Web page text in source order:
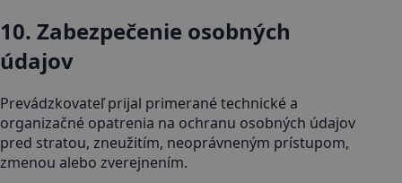
10. Zabezpečenie osobných
údajov
Prevádzkovateľ prijal primerané technické a
organizačné opatrenia na ochranu osobných údajov
pred stratou, zneužitím, neoprávneným prístupom,
zmenou alebo zverejnením.